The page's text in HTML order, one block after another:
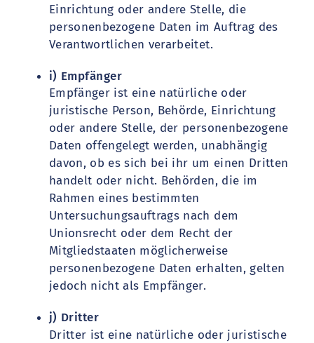
Einrichtung oder andere Stelle, die
personenbezogene Daten im Auftrag des
Verantwortlichen verarbeitet.
i) Empfänger
Empfänger ist eine natürliche oder
juristische Person, Behörde, Einrichtung
oder andere Stelle, der personenbezogene
Daten offengelegt werden, unabhängig
davon, ob es sich bei ihr um einen Dritten
handelt oder nicht. Behörden, die im
Rahmen eines bestimmten
Untersuchungsauftrags nach dem
Unionsrecht oder dem Recht der
Mitgliedstaaten möglicherweise
personenbezogene Daten erhalten, gelten
jedoch nicht als Empfänger.
j) Dritter
Dritter ist eine natürliche oder juristische